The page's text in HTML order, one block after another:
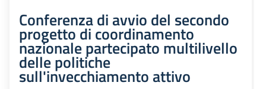
Conferenza di avvio del secondo
progetto di coordinamento
nazionale partecipato multilivello
delle politiche
sull'invecchiamento attivo